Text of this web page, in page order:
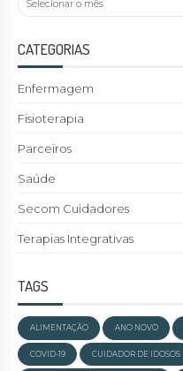
CATEGORIAS
Enfermagem
Fisioterapia
Parceiros
Saúde
Secom Cuidadores
Terapias Integrativas
TAGS
ALIMENTAÇÃO ANO NOVO
COVID-19 CUIDADOR DE IDOSOS